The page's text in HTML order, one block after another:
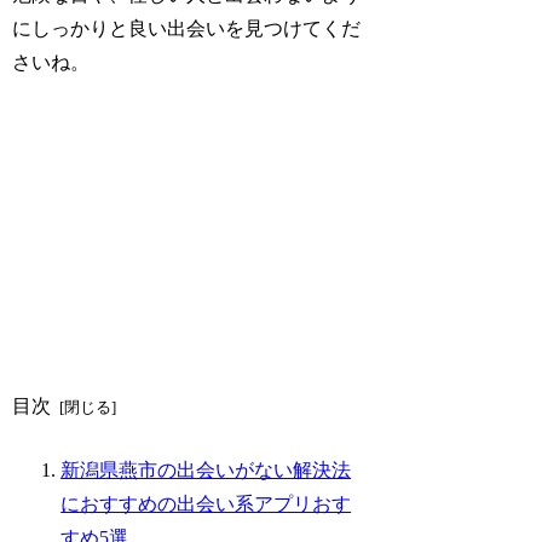
にしっかりと良い出会いを見つけてくだ
さいね。
目次
新潟県燕市の出会いがない解決法
におすすめの出会い系アプリおす